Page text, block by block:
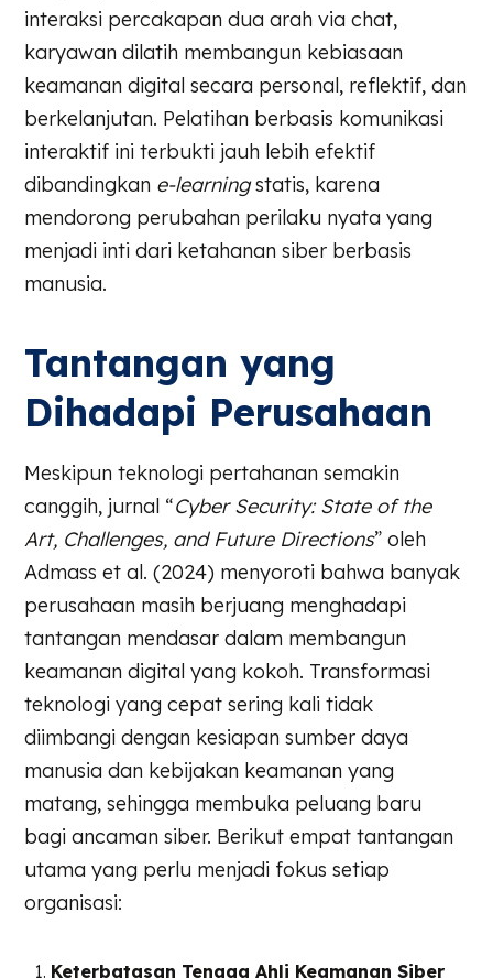
interaksi percakapan dua arah via chat,
karyawan dilatih membangun kebiasaan
keamanan digital secara personal, reflektif, dan
berkelanjutan. Pelatihan berbasis komunikasi
interaktif ini terbukti jauh lebih efektif
dibandingkan e-learningstatis, karena
mendorong perubahan perilaku nyata yang
menjadi inti dari ketahanan siber berbasis
manusia.
Tantangan yang
Dihadapi Perusahaan
Meskipun teknologi pertahanan semakin
canggih, jurnal “Cyber Security: State of the
Art, Challenges, and Future Directions” oleh
Admass et al. (2024) menyoroti bahwa banyak
perusahaan masih berjuang menghadapi
tantangan mendasar dalam membangun
keamanan digital yang kokoh. Transformasi
teknologi yang cepat sering kali tidak
diimbangi dengan kesiapan sumber daya
manusia dan kebijakan keamanan yang
matang, sehingga membuka peluang baru
bagi ancaman siber. Berikut empat tantangan
utama yang perlu menjadi fokus setiap
organisasi:
Keterbatasan Tenaga Ahli Keamanan Siber